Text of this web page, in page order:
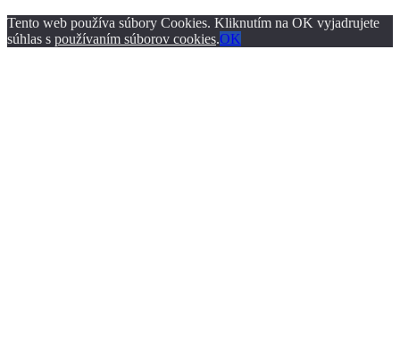
Tento web používa súbory Cookies. Kliknutím na OK vyjadrujete
súhlas s používaním súborov cookies.OK